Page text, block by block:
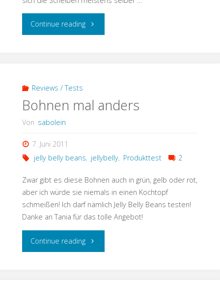
Continue reading"Knoblauchbrot
mag"
Reviews / Tests
Bohnen mal anders
Von sabolein
7. Juni 2011
jelly belly beans, jellybelly, Produkttest 2
Zwar gibt es diese Bohnen auch in grün, gelb oder rot,
aber ich würde sie niemals in einen Kochtopf
schmeißen! Ich darf nämlich Jelly Belly Beans testen!
Danke an Tania für das tolle Angebot!
Continue reading"Bohnen